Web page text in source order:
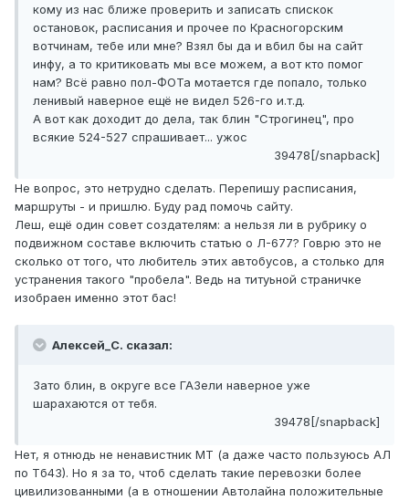
кому из нас ближе проверить и записать спискок
остановок, расписания и прочее по Красногорским
вотчинам, тебе или мне? Взял бы да и вбил бы на сайт
инфу, а то критиковать мы все можем, а вот кто помог
нам? Всё равно пол-ФОТа мотается где попало, только
ленивый наверное ещё не видел 526-го и.т.д.
А вот как доходит до дела, так блин "Строгинец", про
всякие 524-527 спрашивает... ужос
39478[/snapback]
Не вопрос, это нетрудно сделать. Перепишу расписания,
маршруты - и пришлю. Буду рад помочь сайту.
Леш, ещё один совет создателям: а нельзя ли в рубрику о
подвижном составе включить статью о Л-677? Говрю это не
сколько от того, что любитель этих автобусов, а столько для
устранения такого "пробела". Ведь на титуьной страничке
изобраен именно этот бас!
Алексей_С. сказал:
Зато блин, в округе все ГАЗели наверное уже
шарахаются от тебя.
39478[/snapback]
Нет, я отнюдь не ненавистник МТ (а даже часто пользуюсь АЛ
по Тб43). Но я за то, чтоб сделать такие перевозки более
цивилизованными (а в отношении Автолайна положительные